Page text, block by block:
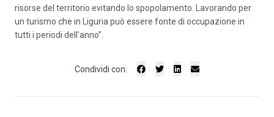
risorse del territorio evitando lo spopolamento. Lavorando per
un turismo che in Liguria può essere fonte di occupazione in
tutti i periodi dell'anno”.
Condividi con: